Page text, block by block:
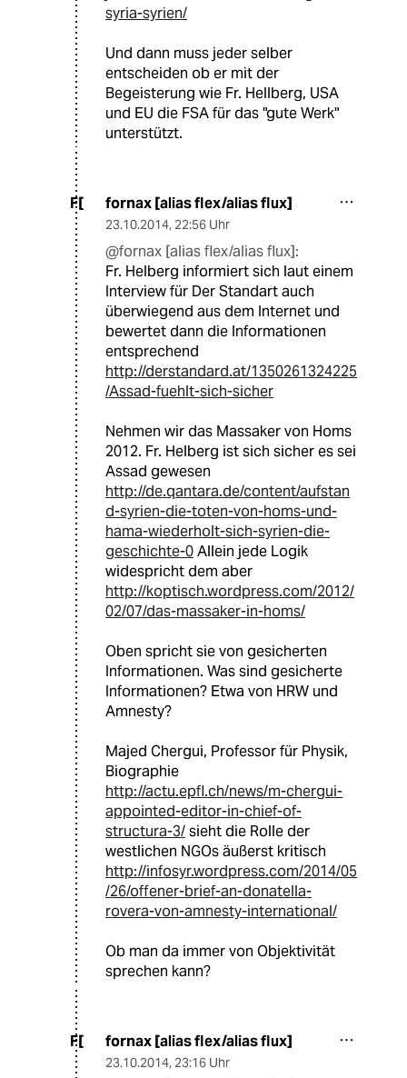
syria-syrien/
Und dann muss jeder selber
entscheiden ob er mit der
Begeisterung wie Fr. Hellberg, USA
und EU die FSA für das "gute Werk"
unterstützt.
F[ fornax [alias flex/alias flux]
23.10.2014, 22:56 Uhr
@fornax [alias flex/alias flux]:
Fr. Helberg informiert sich laut einem
Interview für Der Standart auch
überwiegend aus dem Internet und
bewertet dann die Informationen
entsprechend
http://derstandard.at/1350261324225
/Assad-fuehlt-sich-sicher
Nehmen wir das Massaker von Homs
2012. Fr. Helberg ist sich sicher es sei
Assad gewesen
http://de.qantara.de/content/aufstan
d-syrien-die-toten-von-homs-und-
hama-wiederholt-sich-syrien-die-
geschichte-0Allein jede Logik
widespricht dem aber
http://koptisch.wordpress.com/2012/
02/07/das-massaker-in-homs/
Oben spricht sie von gesicherten
Informationen. Was sind gesicherte
Informationen? Etwa von HRW und
Amnesty?
Majed Chergui, Professor für Physik,
Biographie
http://actu.epfl.ch/news/m-chergui-
appointed-editor-in-chief-of-
structura-3/sieht die Rolle der
westlichen NGOs äußerst kritisch
http://infosyr.wordpress.com/2014/05
/26/offener-brief-an-donatella-
rovera-von-amnesty-international/
Ob man da immer von Objektivität
sprechen kann?
F[ fornax [alias flex/alias flux]
23.10.2014, 23:16 Uhr